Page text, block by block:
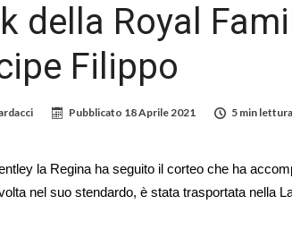
della Royal
Filippo
Pubblicato 18 Aprile 2021 5 min lettura
la Regina ha seguito il corteo che ha
nel suo stendardo, è stata trasportata nella